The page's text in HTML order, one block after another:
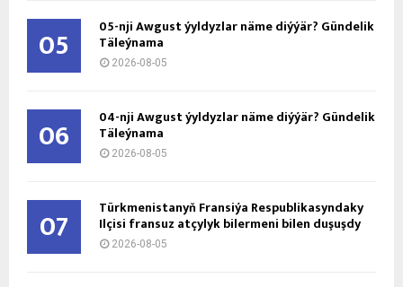
05 05-nji Awgust ýyldyzlar näme diýýär? Gündelik
Täleýnama
2026-08-05
06 04-nji Awgust ýyldyzlar näme diýýär? Gündelik
Täleýnama
2026-08-05
07 Türkmenistanyň Fransiýa Respublikasyndaky
Ilçisi fransuz atçylyk bilermeni bilen duşuşdy
2026-08-05